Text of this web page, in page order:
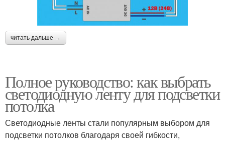
читать дальше →
Полное руководство: как выбрать
светодиодную ленту для подсветки
потолка
Светодиодные ленты стали популярным выбором для
подсветки потолков благодаря своей гибкости,